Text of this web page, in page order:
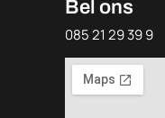
Bel ons
085 21 29 39 9